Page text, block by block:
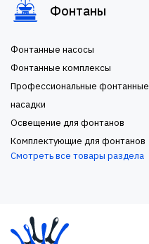
Фонтаны
Фонтанные насосы
Фонтанные комплексы
Профессиональные фонтанные
насадки
Освещение для фонтанов
Комплектующие для фонтанов
Смотреть все товары раздела